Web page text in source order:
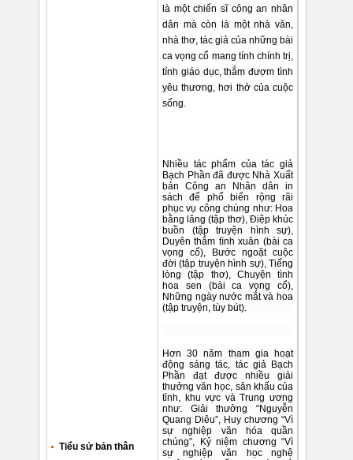
Tiểu sử bản thân
là một chiến sĩ công an nhân
dân mà còn là một nhà văn,
nhà thơ, tác giả của những bài
ca vọng cổ mang tính chính trị,
tính giáo dục, thắm đượm tình
yêu thương, hơi thở của cuộc
sống.
Nhiều tác phẩm của tác giả
Bạch Phần đã được Nhà Xuất
bản Công an Nhân dân in
sách để phổ biến rộng rãi
phục vụ công chúng như: Hoa
bằng lăng (tập thơ), Điệp khúc
buồn (tập truyện hình sự),
Duyên thắm tình xuân (bài ca
vọng cổ), Bước ngoặt cuộc
đời (tập truyện hình sự), Tiếng
lòng (tập thơ), Chuyện tình
hoa sen (bài ca vọng cổ),
Những ngày nước mắt và hoa
(tập truyện, tùy bút).
Hơn 30 năm tham gia hoạt
động sáng tác, tác giả Bạch
Phần đạt được nhiều giải
thưởng văn học, sân khấu của
tỉnh, khu vực và Trung ương
như: Giải thưởng “Nguyễn
Quang Diêu”, Huy chương “Vì
sự nghiệp văn hóa quần
chúng”, Kỷ niệm chương “Vì
sự nghiệp văn học nghệ